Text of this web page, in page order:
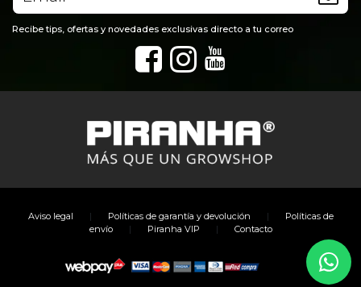
Recibe tips, ofertas y novedades exclusivas directo a tu correo
Aviso legal | Políticas de garantía y devolución |
Políticas de
envío
| Piranha VIP | Contacto